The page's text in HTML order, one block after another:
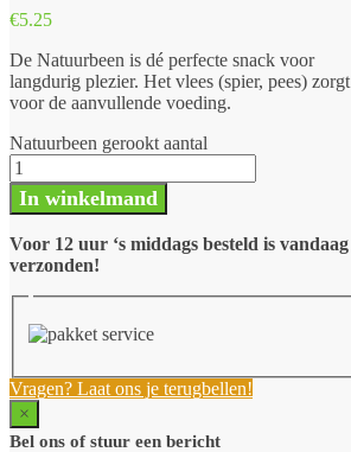
€5.25
De Natuurbeen is dé perfecte snack voor
langdurig plezier. Het vlees (spier, pees) zorgt
voor de aanvullende voeding.
Natuurbeen gerookt aantal
In winkelmand
Voor 12 uur ‘s middags besteld is vandaag
verzonden!
Vragen? Laat ons je terugbellen!
×
Bel ons of stuur een bericht